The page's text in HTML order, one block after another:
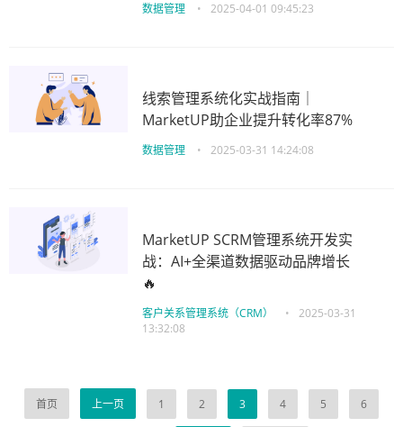
数据管理 • 2025-04-01 09:45:23
线索管理系统化实战指南｜
MarketUP助企业提升转化率87%
数据管理 • 2025-03-31 14:24:08
MarketUP SCRM管理系统开发实
战：AI+全渠道数据驱动品牌增长
🔥
客户关系管理系统（CRM） •
2025-03-31
13:32:08
首页 上一页 1 2 3 4 5 6